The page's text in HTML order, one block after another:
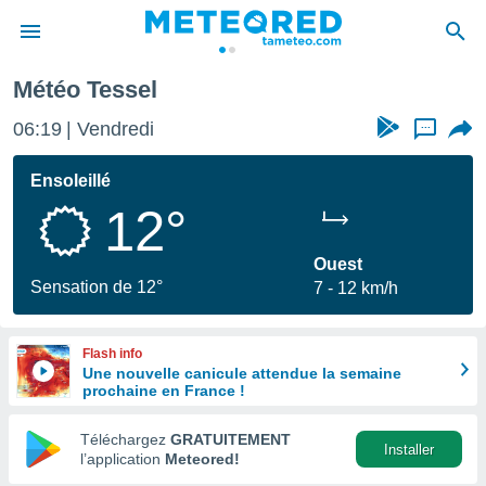
de
en
Météo Tessel
06:19 Vendredi ...
Ensoleillé
12°
Sensation de 12°
Ouest
7
12 km/h
Flash info
Une nouvelle canicule attendue la semaine
prochaine en France !
Téléchargez GRATUITEMENT
l’application Meteored!
Installer